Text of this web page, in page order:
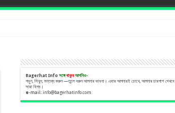
Bagerhat Info সঙ্গেথাকুনআপনিও-
পড়ুন, লিখুন, মন্তব্য করুন —তুলে ধরুন আপনার ভাবনা। এবার আপনারই চোখে, আপনার চারপাশ দেখবে
সারা বিশ্ব।
e-mail: info@bagerhatinfo.com